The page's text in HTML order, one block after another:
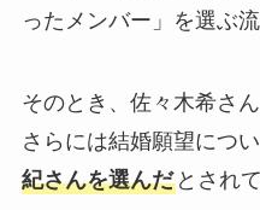
ったメンバー」を選ぶ
そのとき、佐々木希さ
さらには結婚願望につ
紀さんを選んだとされ